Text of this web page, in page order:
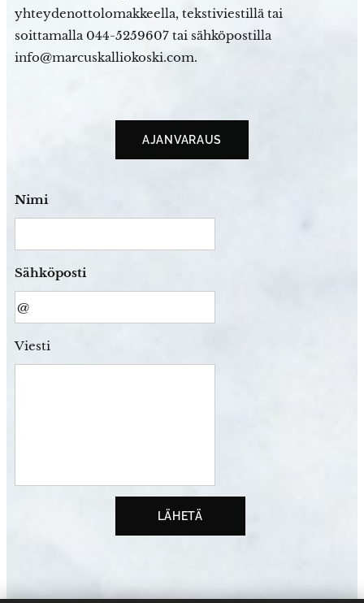
yhteydenottolomakkeella, tekstiviestillä tai
soittamalla 044-5259607 tai sähköpostilla
info@marcuskalliokoski.com.
AJANVARAUS
Nimi
Sähköposti
Viesti
LÄHETÄ